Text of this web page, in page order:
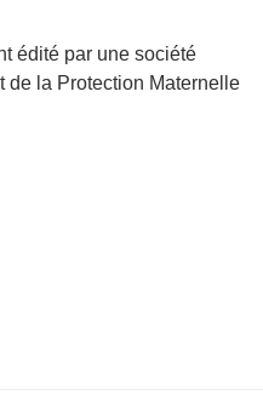
édité par une société
de la Protection Maternelle